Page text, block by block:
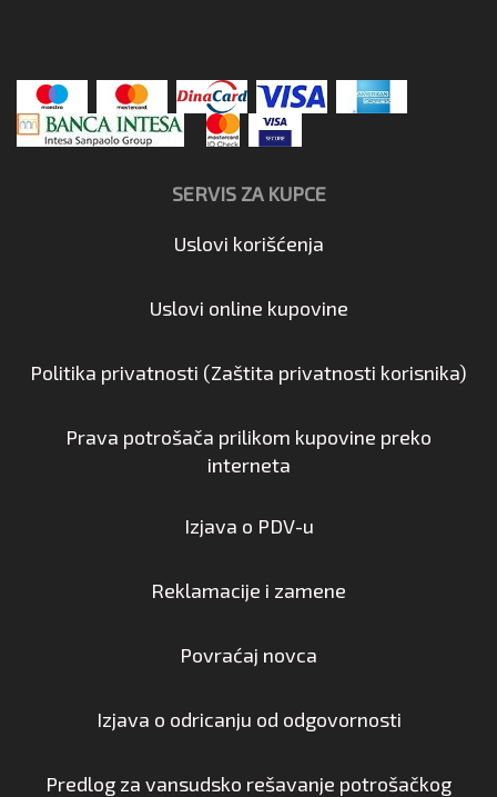
SERVIS ZA KUPCE
Uslovi korišćenja
Uslovi online kupovine
Politika privatnosti (Zaštita privatnosti korisnika)
Prava potrošača prilikom kupovine preko
interneta
Izjava o PDV-u
Reklamacije i zamene
Povraćaj novca
Izjava o odricanju od odgovornosti
Predlog za vansudsko rešavanje potrošačkog